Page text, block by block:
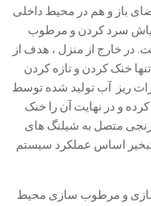
باز و هم در محیط داخلی
پاش سرد کردن و مرطوب
در خارج از منزل ، هدف از
خنک کردن و تازه کردن
ریز آب تولید شده توسط
و در نهایت آن را خنک
برنجی متصل به شیلنگ های
تبخیر اساس عملکرد سیستم
سازی و مرطوب سازی محیط